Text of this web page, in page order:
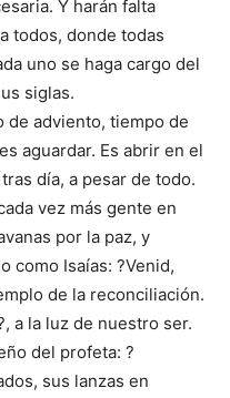
Y harán falta
todos, donde todas
uno se haga cargo del
siglas.
de adviento, tiempo de
aguardar. Es abrir en el
día, a pesar de todo.
vez más gente en
por la paz, y
como Isaías: ?Venid,
de la reconciliación.
a la luz de nuestro ser.
del profeta: ?
sus lanzas en